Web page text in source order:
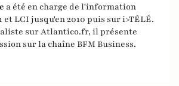
a été en charge de l'information
et LCI jusqu'en 2010 puis sur i>TÉLÉ.
sur Atlantico.fr, il présente
sur la chaîne BFM Business.